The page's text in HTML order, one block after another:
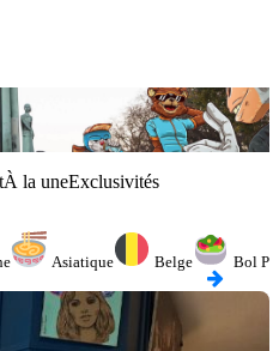
À la uneExclusivités
Asiatique Belge Bol